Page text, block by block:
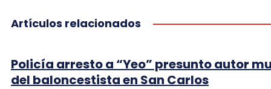
Artículos relacionados
Policía arresto a “Yeo” presunto autor
del baloncestista en San Carlos